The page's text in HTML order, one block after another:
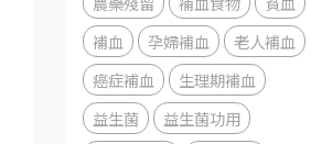
補血
孕婦補血
老人補血
癌症補血
生理期補血
益生菌
益生菌功用